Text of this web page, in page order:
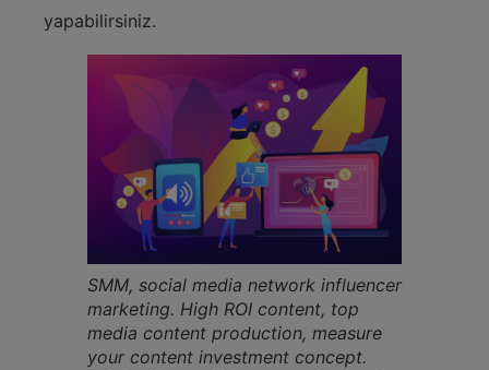
yapabilirsiniz.
SMM, social media network influencer
marketing. High ROI content, top
media content production, measure
your content investment concept.